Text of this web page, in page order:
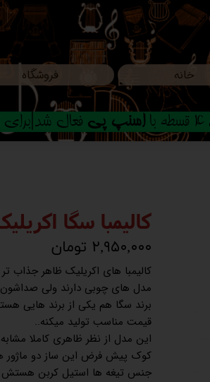
خانه فروشگاه
اسنپ پی فعال شد|برای
کالیمبا سگا
۲,۹۵۰,۰۰۰ تومان
کالیمبا های اکریلیک ظاهر
مدل های چوبی دارند ولی
برند سگا هم یکی از برند هایی
قیمت مناسب تولید میکنه..
این مدل از نظر ظاهری کاملا
کوک پیش فرض این ساز دو ماژور
جنس تیغه ها استیل کربن